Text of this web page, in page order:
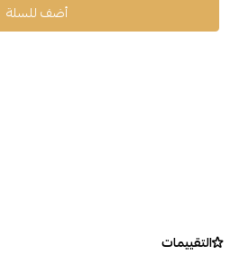
أضف للسلة
التقييمات